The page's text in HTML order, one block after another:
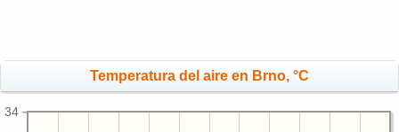
Temperatura del aire en Brno, °C
34